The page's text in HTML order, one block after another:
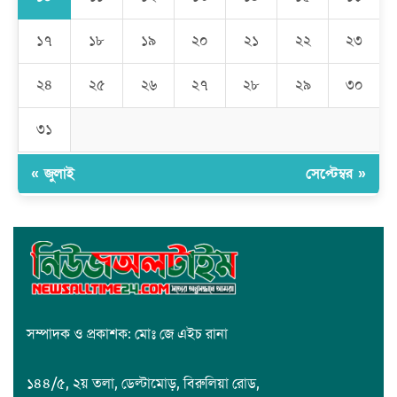
রমজান উপলক্ষে সাভারে মানবাধিকার সংস্থার ইফতার
জাবাল-ই-নূর মডেল মাদ্রাসায় ১২তম বার্ষিক পুরস্কার বিতরণ ও বালিকা
১৭ ১৮ ১৯ ২০ ২১ ২২ ২৩
২৪ ২৫ ২৬ ২৭ ২৮ ২৯ ৩০
৩১
« জুলাই সেপ্টেম্বর »
সম্পাদক ও প্রকাশক: মোঃ জে এইচ রানা
১৪৪/৫, ২য় তলা, ডেল্টামোড়, বিরুলিয়া রোড,